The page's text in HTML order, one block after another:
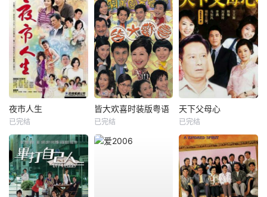
夜市人生
已完结
皆大欢喜时装版粤语
已完结
天下父母心
已完结